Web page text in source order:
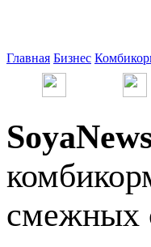
Главная Бизнес
смежных